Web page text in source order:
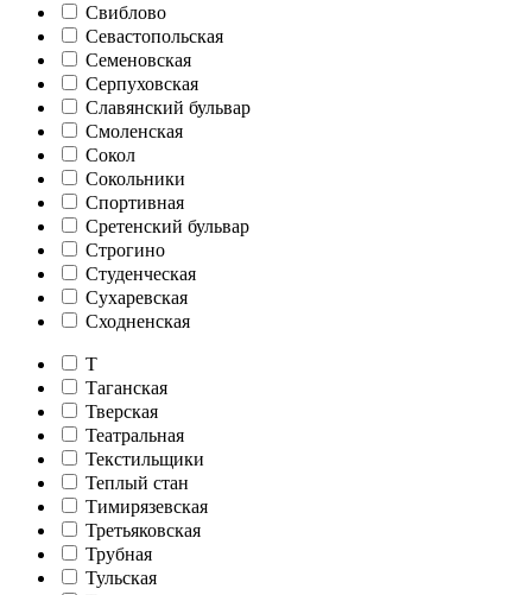
Свиблово
Севастопольская
Семеновская
Серпуховская
Славянский бульвар
Смоленская
Сокол
Сокольники
Спортивная
Сретенский бульвар
Строгино
Студенческая
Сухаревская
Сходненская
Т
Таганская
Тверская
Театральная
Текстильщики
Теплый стан
Тимирязевская
Третьяковская
Трубная
Тульская